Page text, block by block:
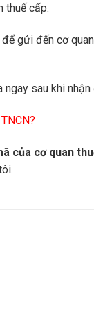
thuế cấp.
gửi đến cơ
sau khi
của cơ quan